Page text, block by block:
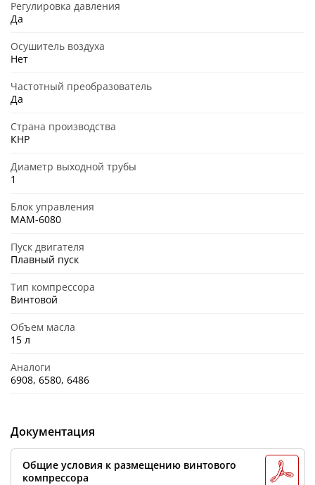
Регулировка давления
Да
Осушитель воздуха
Нет
Частотный преобразователь
Да
Страна производства
КНР
Диаметр выходной трубы
1
Блок управления
MAM-6080
Пуск двигателя
Плавный пуск
Тип компрессора
Винтовой
Объем масла
15 л
Аналоги
6908, 6580, 6486
Документация
Общие условия к размещению винтового
компрессора